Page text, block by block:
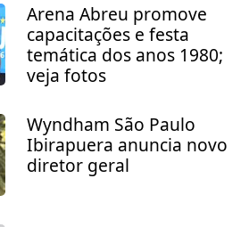
Arena Abreu promove
capacitações e festa
temática dos anos 1980;
veja fotos
Wyndham São Paulo
Ibirapuera anuncia novo
diretor geral